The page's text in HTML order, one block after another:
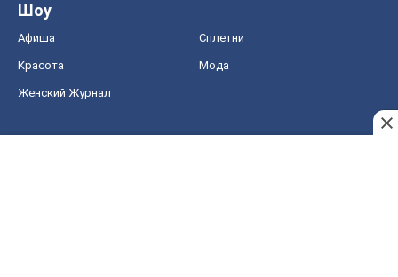
Шоу
Афиша Сплетни
Красота Мода
Женский Журнал